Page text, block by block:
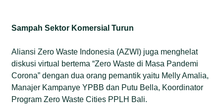
Sampah Sektor Komersial Turun
Aliansi Zero Waste Indonesia (AZWI) juga menghelat
diskusi virtual bertema “Zero Waste di Masa Pandemi
Corona” dengan dua orang pemantik yaitu Melly Amalia,
Manajer Kampanye YPBB dan Putu Bella, Koordinator
Program Zero Waste Cities PPLH Bali.